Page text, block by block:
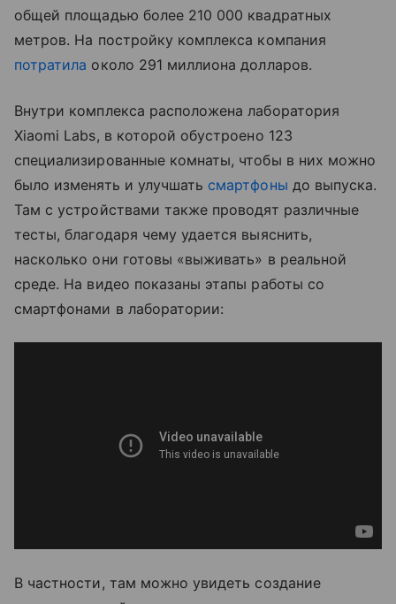
общей площадью более 210 000 квадратных
метров. На постройку комплекса компания
потратила около 291 миллиона долларов.
Внутри комплекса расположена лаборатория
Xiaomi Labs, в которой обустроено 123
специализированные комнаты, чтобы в них можно
было изменять и улучшать смартфоны до выпуска.
Там с устройствами также проводят различные
тесты, благодаря чему удается выяснить,
насколько они готовы «выживать» в реальной
среде. На видео показаны этапы работы со
смартфонами в лаборатории:
В частности, там можно увидеть создание